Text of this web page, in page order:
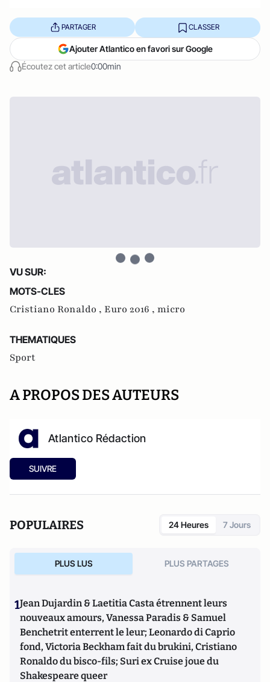
Écoutez cet article0:00min
PARTAGER CLASSER
Ajouter Atlantico en favori sur Google
VU SUR:
MOTS-CLES
Cristiano Ronaldo , Euro 2016 , micro
THEMATIQUES
Sport
A PROPOS DES AUTEURS
Atlantico Rédaction
SUIVRE
POPULAIRES 24 Heures 7 Jours
PLUS LUS PLUS PARTAGES
1Jean Dujardin & Laetitia Casta étrennent leurs
nouveaux amours, Vanessa Paradis & Samuel
Benchetrit enterrent le leur; Leonardo di Caprio
fond, Victoria Beckham fait du brukini, Cristiano
Ronaldo du bisco-fils; Suri ex Cruise joue du
Shakespeare queer